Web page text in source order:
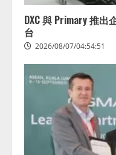
DXC 與 Primary 推
台
2026/08/07/04:54:51